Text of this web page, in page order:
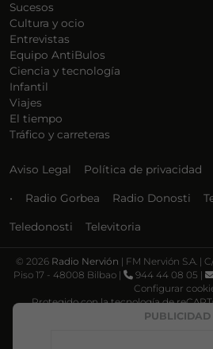
PUBLICIDAD
Sucesos
Cultura y ocio
Entrevistas
Equipo AntiBulos
Ciencia y tecnología
Infantil
Viajes
El tiempo
Tráfico y carreteras
Aviso Legal Política de privacidad
• Radio Gorbea Radio Donosti
Teledonosti Televitoria
© 2026 Radio Nervión | FM Nervión S.A. |
Piso 17 - 48008 Bilbao |
944 44 08 05 |
Configurar
Protegido con la tecnología de
Política de